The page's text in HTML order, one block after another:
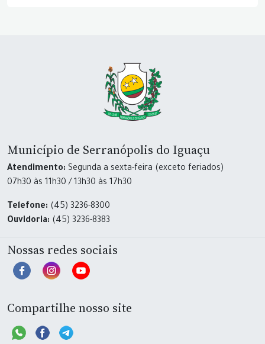
Município de Serranópolis do Iguaçu
Atendimento: Segunda a sexta-feira (exceto feriados)
07h30 às 11h30 / 13h30 às 17h30
Telefone: (45) 3236-8300
Ouvidoria: (45) 3236-8383
Nossas redes sociais
Compartilhe nosso site